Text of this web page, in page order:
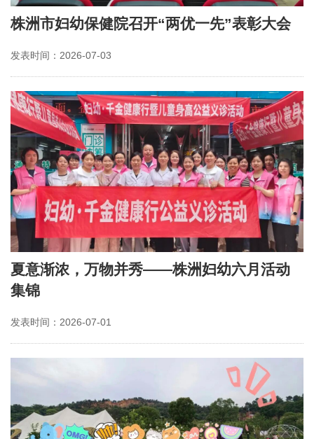
株洲市妇幼保健院召开“两优一先”表彰大会
发表时间：2026-07-03
夏意渐浓，万物并秀——株洲妇幼六月活动
集锦
发表时间：2026-07-01